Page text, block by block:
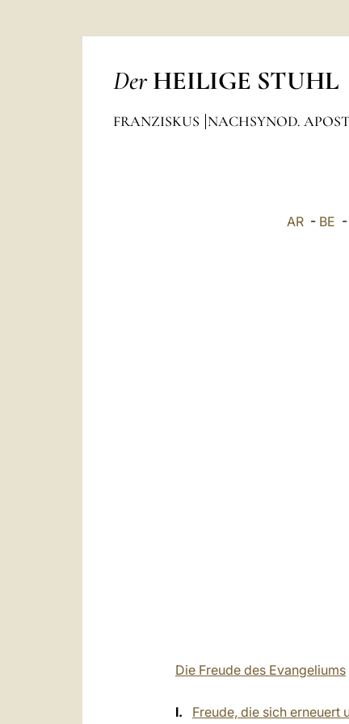
Der HEILIGE STUHL
FRANZISKUS NACHSYNOD.
AR- BE -
Die Freude des Evangeliums
I. Freude, die sich erneuert